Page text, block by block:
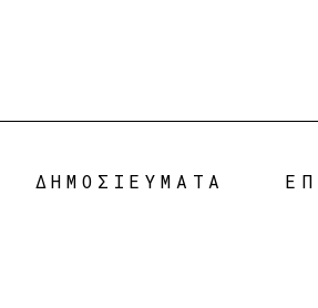
ΔΗΜΟΣΙΕΥΜΑΤΑ